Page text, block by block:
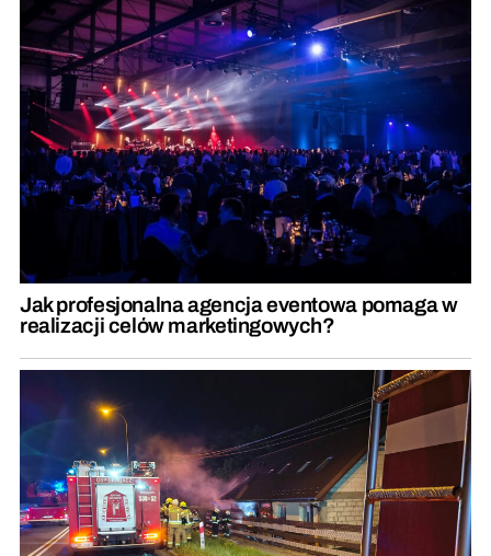
Jak profesjonalna agencja eventowa pomaga w
realizacji celów marketingowych?